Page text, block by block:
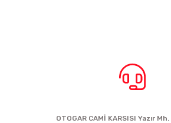
OTOGAR CAMİ KARSISI Yazır